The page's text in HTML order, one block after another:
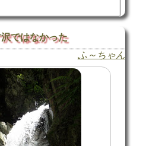
ではなかった
ふ～ちゃん